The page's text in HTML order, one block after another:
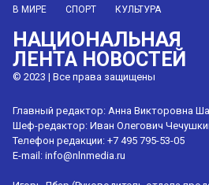
В МИРЕ СПОРТ КУЛЬТУРА
НАЦИОНАЛЬНАЯ
ЛЕНТА НОВОСТЕЙ
© 2023 | Все права защищены
Главный редактор: Анна Викторовна
Шеф-редактор: Иван Олегович
Телефон редакции: +7 495 795-53-05
E-mail: info@nlnmedia.ru